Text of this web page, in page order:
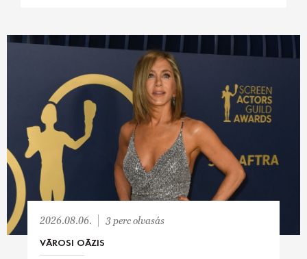
2026.08.06. 3 perc olvasás
VÁROSI OÁZIS